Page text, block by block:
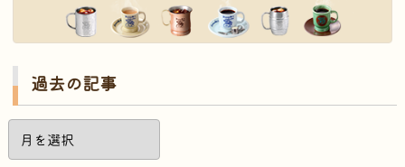
過去の記事
過
去